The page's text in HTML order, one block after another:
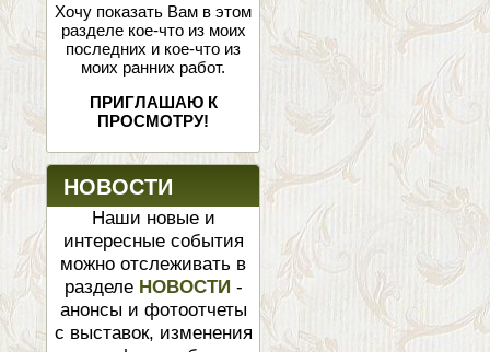
Хочу показать Вам в этом
разделе кое-что из моих
последних и кое-что из
моих ранних работ.
ПРИГЛАШАЮ К
ПРОСМОТРУ!
НОВОСТИ
Наши новые и
интересные события
можно отслеживать в
разделе НОВОСТИ -
анонсы и фотоотчеты
с выставок, изменения